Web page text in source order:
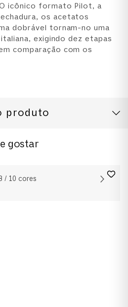
icônico formato Pilot, a
os acetatos
dobrável tornam-no uma
exigindo dez etapas
comparação com os
produto
gostar
/ 10 cores